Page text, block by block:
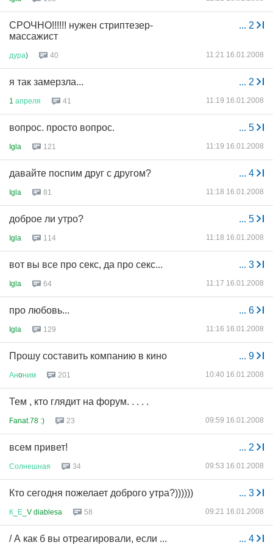
... 2
СРОЧНО!!!!!! нужен стриптезер-
массажист
дура) 40 11:21 16.01.2008
... 2
я так замерзла...
1 апреля 41 11:19 16.01.2008
... 5
вопрос. просто вопрос.
Igla 121 11:19 16.01.2008
... 4
давайте поспим друг с другом?
Igla 81 11:18 16.01.2008
... 5
доброе ли утро?
Igla 114 11:18 16.01.2008
... 3
вот вы все про секс, да про секс...
Igla 64 11:17 16.01.2008
... 6
про любовь...
Igla 129 11:16 16.01.2008
... 9
Прошу составить компанию в кино
Анoним 201 10:40 16.01.2008
Тем , кто глядит на форум. . . . .
Fanat.78 :) 23 09:59 16.01.2008
... 2
всем привет!
Солнешная 34 09:53 16.01.2008
... 3
Кто сегодня пожелает доброго утра?))))))
К Е _V diablesa 58 09:21 16.01.2008
... 4
/ А как б вы отреагировали, если ...